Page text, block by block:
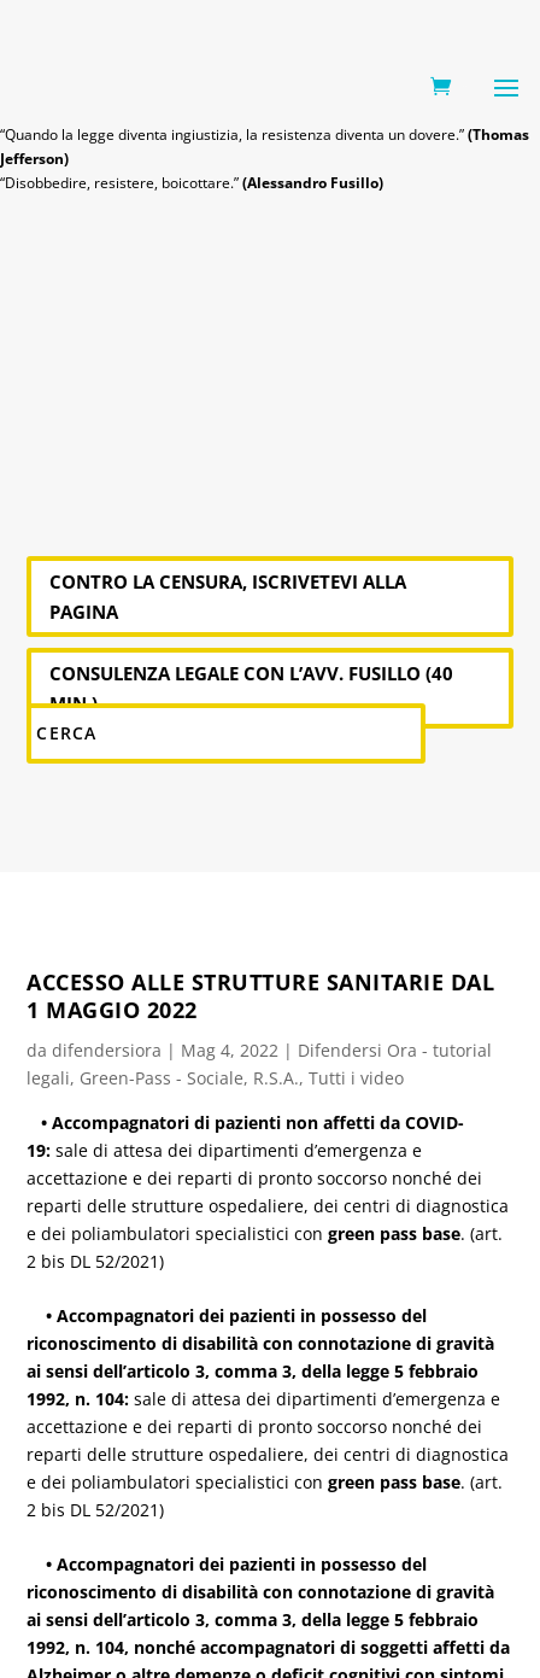
“Quando la legge diventa ingiustizia, la resistenza diventa un dovere.”(Thomas
Jefferson)
“Disobbedire, resistere, boicottare.”(Alessandro Fusillo)
CONTRO LA CENSURA, ISCRIVETEVI ALLA
PAGINA
CONSULENZA LEGALE CON L’AVV. FUSILLO (40
MIN.)
ACCESSO ALLE STRUTTURE SANITARIE DAL
1 MAGGIO 2022
dadifendersiora | Mag 4, 2022 | Difendersi Ora - tutorial
legali, Green-Pass - Sociale, R.S.A.,Tutti i video
• Accompagnatori di pazienti non affetti da COVID-
19: sale di attesa dei dipartimenti d’emergenza e
accettazione e dei reparti di pronto soccorso nonché dei
reparti delle strutture ospedaliere, dei centri di diagnostica
e dei poliambulatori specialistici congreen pass base. (art.
2 bis DL 52/2021)
• Accompagnatori dei pazienti in possesso del
riconoscimento di disabilità con connotazione di gravità
ai sensi dell’articolo 3, comma 3, della legge 5 febbraio
1992, n. 104: sale di attesa dei dipartimenti d’emergenza e
accettazione e dei reparti di pronto soccorso nonché dei
reparti delle strutture ospedaliere, dei centri di diagnostica
e dei poliambulatori specialistici congreen pass base. (art.
2 bis DL 52/2021)
• Accompagnatori dei pazienti in possesso del
riconoscimento di disabilità con connotazione di gravità
ai sensi dell’articolo 3, comma 3, della legge 5 febbraio
1992, n. 104, nonché accompagnatori di soggetti affetti da